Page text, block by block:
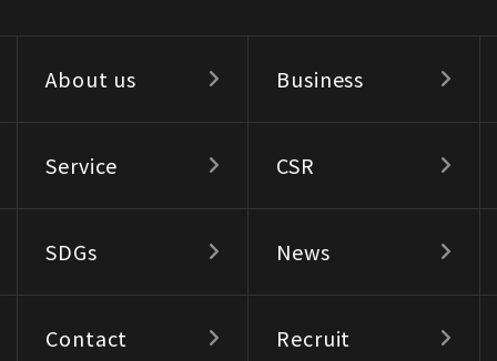
About us Business
Service CSR
SDGs News
Contact Recruit